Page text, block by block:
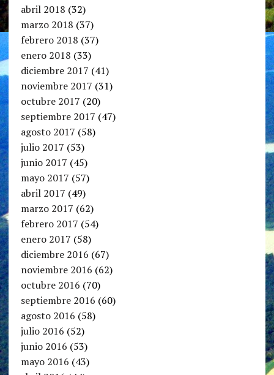
abril 2018 (32)
marzo 2018 (37)
febrero 2018 (37)
enero 2018 (33)
diciembre 2017 (41)
noviembre 2017 (31)
octubre 2017 (20)
septiembre 2017 (47)
agosto 2017 (58)
julio 2017 (53)
junio 2017 (45)
mayo 2017 (57)
abril 2017 (49)
marzo 2017 (62)
febrero 2017 (54)
enero 2017 (58)
diciembre 2016 (67)
noviembre 2016 (62)
octubre 2016 (70)
septiembre 2016 (60)
agosto 2016 (58)
julio 2016 (52)
junio 2016 (53)
mayo 2016 (43)